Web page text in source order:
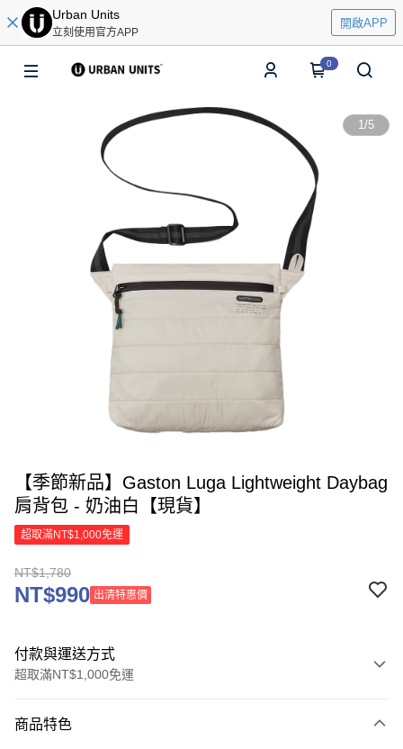
Urban Units
立刻使用官方APP
開啟APP
0
1/5
【季節新品】Gaston Luga Lightweight Daybag
肩背包 - 奶油白【現貨】
超取滿NT$1,000免運
NT$1,780
NT$990 出清特惠價
付款與運送方式
超取滿NT$1,000免運
信用卡一次付款
商品特色